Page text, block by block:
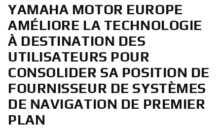
YAMAHA MOTOR EUROPE
AMÉLIORE LA TECHNOLOGIE
À DESTINATION DES
UTILISATEURS POUR
CONSOLIDER SA POSITION DE
FOURNISSEUR DE SYSTÈMES
DE NAVIGATION DE PREMIER
PLAN